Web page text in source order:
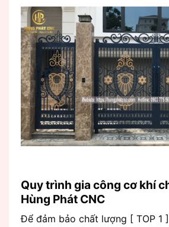
Quy trình gia công cơ khí
Hùng Phát CNC
Để đảm bảo chất lượng [ TOP 1